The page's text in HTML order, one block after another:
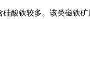
酸铁较多。该类磁铁矿